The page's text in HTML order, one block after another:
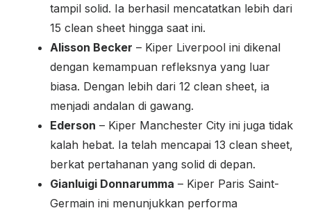
tampil solid. Ia berhasil mencatatkan lebih dari
15 clean sheet hingga saat ini.
Alisson Becker – Kiper Liverpool ini dikenal
dengan kemampuan refleksnya yang luar
biasa. Dengan lebih dari 12 clean sheet, ia
menjadi andalan di gawang.
Ederson – Kiper Manchester City ini juga tidak
kalah hebat. Ia telah mencapai 13 clean sheet,
berkat pertahanan yang solid di depan.
Gianluigi Donnarumma – Kiper Paris Saint-
Germain ini menunjukkan performa